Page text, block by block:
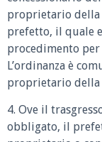
proprietario della
prefetto, il quale
procedimento per
L’ordinanza è
proprietario della
4. Ove il
obbligato, il